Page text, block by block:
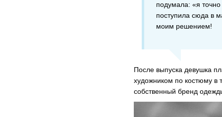
подумала: «я точно
поступила сюда в
моим решением!
После выпуска девушка
художником по костюму в
собственный бренд